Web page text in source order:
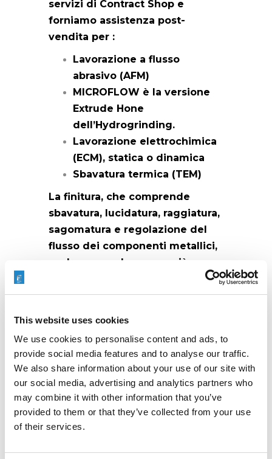
This website uses cookies
We use cookies to personalise content and ads, to
provide social media features and to analyse our traffic.
We also share information about your use of our site with
our social media, advertising and analytics partners who
may combine it with other information that you’ve
provided to them or that they’ve collected from your use
of their services.
servizi di Contract Shop e
forniamo assistenza post-
vendita per :
Lavorazione a flusso
abrasivo (AFM)
MICROFLOW è la versione
Extrude Hone
dell’Hydrogrinding.
Lavorazione elettrochimica
(ECM), statica o dinamica
Sbavatura termica (TEM)
La finitura, che comprende
sbavatura, lucidatura, raggiatura,
sagomatura e regolazione del
flusso dei componenti metallici,
svolge un ruolo ancora più
Il compito è reso più
materiali difficili da lavorare.
Una corretta finitura dei
componenti metallici migliora la
sicurezza, l’affidabilità e
l’efficienza dell’intero sistema
costruito, aumentando così il